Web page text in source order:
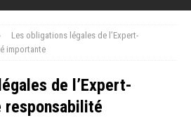
Les obligations légales de l’Expert-
importante
de l’Expert-
responsabilité